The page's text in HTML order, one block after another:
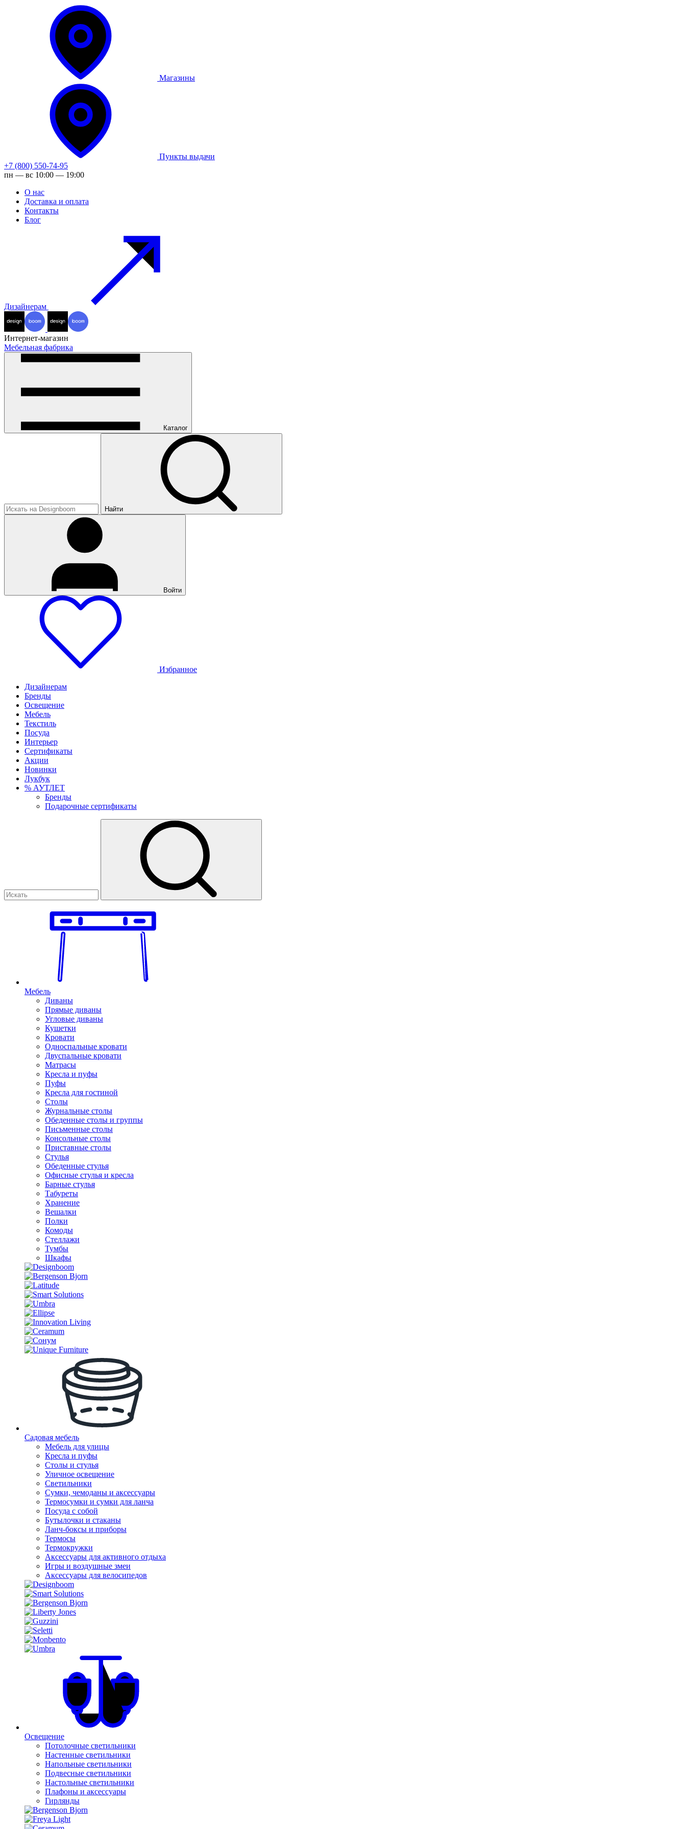
Магазины
Пункты выдачи
+7 (800) 550-74-95
пн — вс 10:00 — 19:00
О нас
Доставка и оплата
Контакты
Блог
Дизайнерам
Интернет-магазин
Мебельная фабрика
Каталог
Найти
Войти
Избранное
Дизайнерам
Бренды
Освещение
Мебель
Текстиль
Посуда
Интерьер
Сертификаты
Акции
Новинки
Лукбук
% АУТЛЕТ
Бренды
Подарочные сертификаты
Мебель
Диваны
Прямые диваны
Угловые диваны
Кушетки
Кровати
Односпальные кровати
Двуспальные кровати
Матрасы
Кресла и пуфы
Пуфы
Кресла для гостиной
Столы
Журнальные столы
Обеденные столы и группы
Письменные столы
Консольные столы
Приставные столы
Стулья
Обеденные стулья
Офисные стулья и кресла
Барные стулья
Табуреты
Хранение
Вешалки
Полки
Комоды
Стеллажи
Тумбы
Шкафы
Садовая мебель
Мебель для улицы
Кресла и пуфы
Столы и стулья
Уличное освещение
Светильники
Сумки, чемоданы и аксессуары
Термосумки и сумки для ланча
Посуда с собой
Бутылочки и стаканы
Ланч-боксы и приборы
Термосы
Термокружки
Аксессуары для активного отдыха
Игры и воздушные змеи
Аксессуары для велосипедов
Освещение
Потолочные светильники
Настенные светильники
Напольные светильники
Подвесные светильники
Настольные светильники
Плафоны и аксессуары
Гирлянды